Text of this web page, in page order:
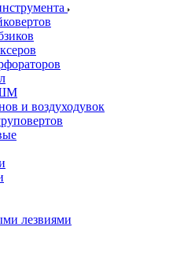
и воздуходувок
лезвиями